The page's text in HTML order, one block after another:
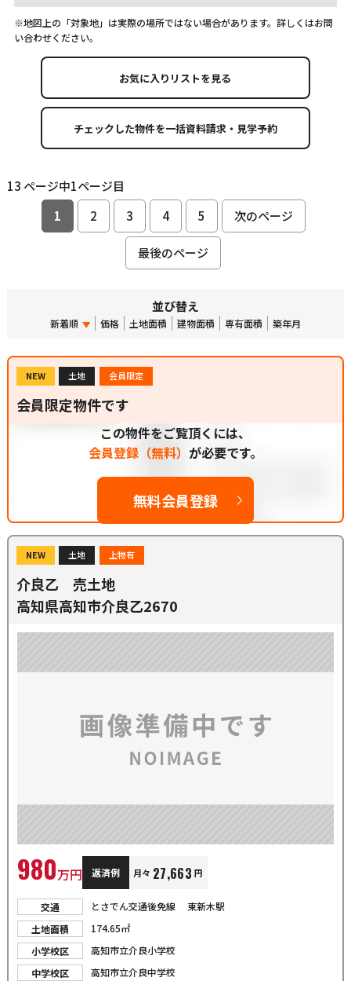
※地図上の「対象地」は実際の場所ではない場合があります。詳しくはお問
い合わせください。
お気に入りリストを見る
13 ページ中1ページ目
1
2 3 4 5 次のページ
最後のページ
並び替え
新着順 価格 土地面積 建物面積 専有面積 築年月
NEW 土地 会員限定
会員限定物件です
この物件をご覧頂くには、
会員登録（無料） が必要です。
無料会員登録
NEW 土地 上物有
介良乙 売土地
高知県高知市介良乙2670
980万円 返済例 月々 27,663 円
交通
とさでん交通後免線 東新木駅
土地面積
174.65㎡
小学校区
高知市立介良小学校
中学校区
高知市立介良中学校